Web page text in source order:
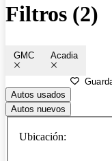
Filtros (2)
GMC Acadia
Autos usados
Autos nuevos
Ubicación: